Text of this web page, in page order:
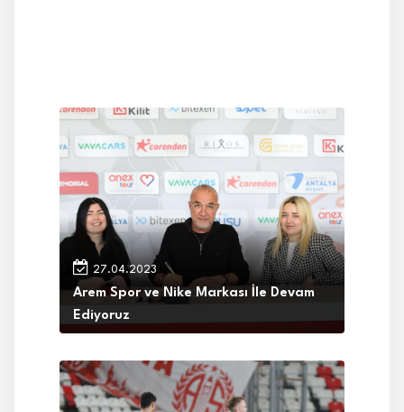
27.04.2023
Arem Spor ve Nike Markası İle Devam
Ediyoruz